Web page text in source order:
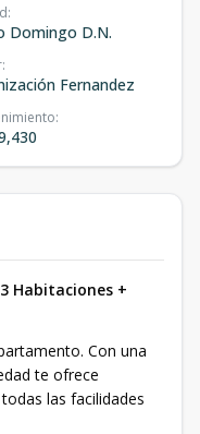
:
Domingo D.N.
:
Fernandez
:
Habitaciones +
Con una
te ofrece
las facilidades